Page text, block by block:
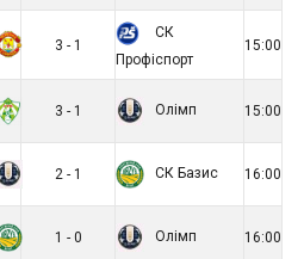
3 - 1
СК
Профіспорт
15:00
3 - 1 Олімп 15:00
2 - 1 СК Базис 16:00
1 - 0 Олімп 16:00